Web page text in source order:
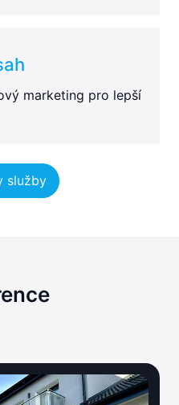
marketing pro lepší
služby